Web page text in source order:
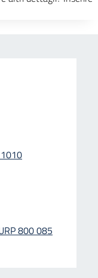
800 085